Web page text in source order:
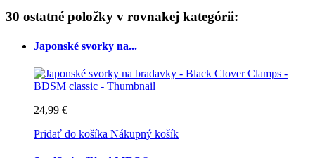
30 ostatné položky v rovnakej kategórii:
Japonské svorky na...
24,99 €
Pridať do košíka Nákupný košík